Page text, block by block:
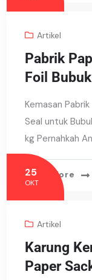
Artikel
Pabrik
Foil
Kemasan
Seal untuk
kg Pernahkah
Read More
25
OKT
Artikel
Karung
Paper